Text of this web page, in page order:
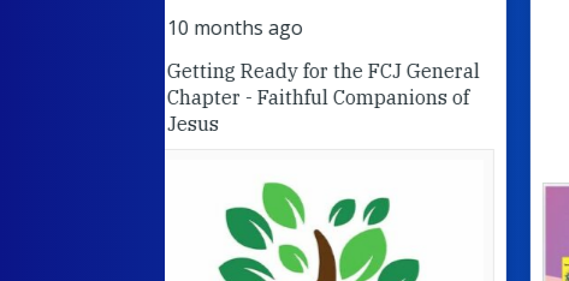
lui ISUS is attending an event.
10 months ago
Programul nostru pentru lunile